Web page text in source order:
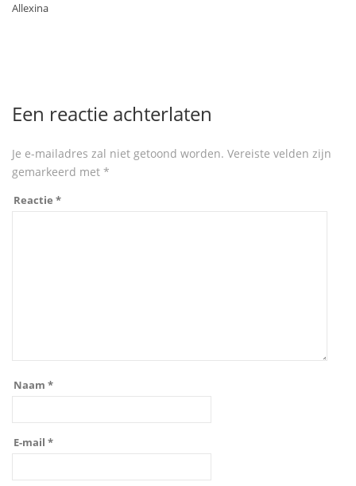
Allexina
Een reactie achterlaten
Je e-mailadres zal niet getoond worden. Vereiste velden zijn
gemarkeerd met *
Reactie *
Naam *
E-mail *